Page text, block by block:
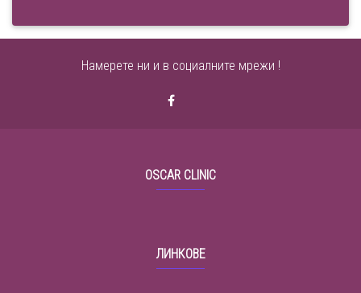
Намерете ни и в социалните мрежи !
OSCAR CLINIC
ЛИНКОВЕ